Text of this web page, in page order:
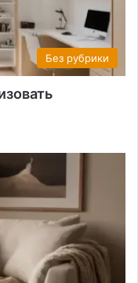
Без рубрики